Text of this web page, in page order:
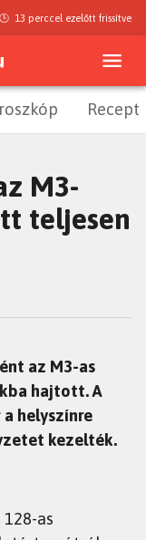
🕒 13 perccel ezelőtt frissítve
Recept
M3-
teljesen
az M3-as
hajtott. A
helyszínre
kezelték.
as